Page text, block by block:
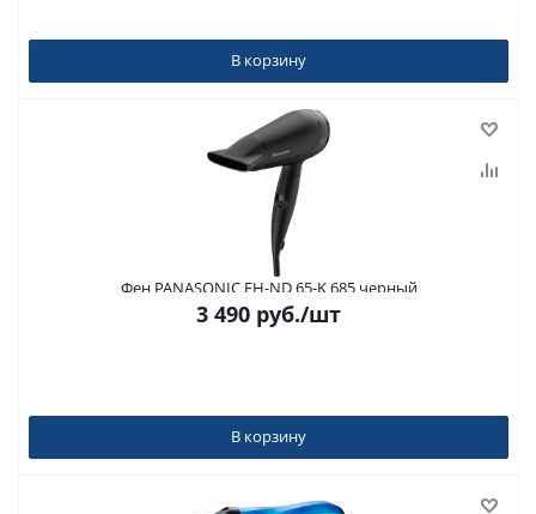
В корзину
Фен PANASONIC EH-ND 65-K 685 черный
3 490 руб./шт
В корзину